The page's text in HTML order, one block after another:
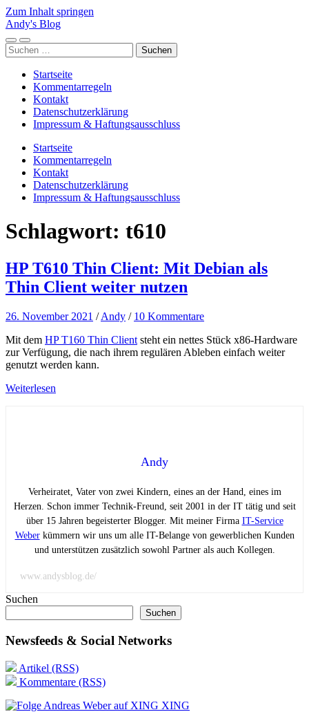
Zum Inhalt springen
Andy's Blog
Mobile-
Menü
Suchfeld
ein-/ausblenden
Suchen
nach:
Startseite
Kommentarregeln
Kontakt
Datenschutzerklärung
Impressum & Haftungsausschluss
Startseite
Kommentarregeln
Kontakt
Datenschutzerklärung
Impressum & Haftungsausschluss
Schlagwort: t610
HP T610 Thin Client: Mit Debian als
Thin Client weiter nutzen
26. November 2021 /Andy / 10 Kommentare
Mit dem HP T160 Thin Client steht ein nettes Stück x86-Hardware
zur Verfügung, die nach ihrem regulären Ableben einfach weiter
genutzt werden kann.
Weiterlesen
Andy
Verheiratet, Vater von zwei Kindern, eines an der Hand, eines im
Herzen. Schon immer Technik-Freund, seit 2001 in der IT tätig und seit
über 15 Jahren begeisterter Blogger. Mit meiner Firma IT-Service
Weberkümmern wir uns um alle IT-Belange von gewerblichen Kunden
und unterstützen zusätzlich sowohl Partner als auch Kollegen.
www.andysblog.de/
Suchen
Suchen
Newsfeeds & Social Networks
Artikel (RSS)
Kommentare (RSS)
XING